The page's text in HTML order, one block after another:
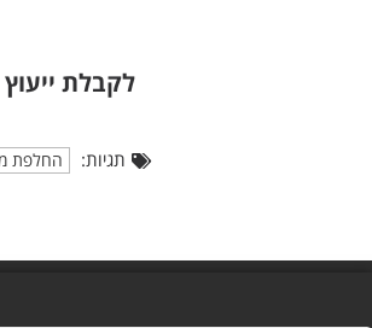
לקבלת
תגיות: החלפת